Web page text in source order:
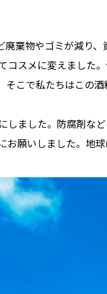
廃棄物やゴミが減り
コスメに変えました
こで私たちはこの
しました。防腐剤な
願いしました。地